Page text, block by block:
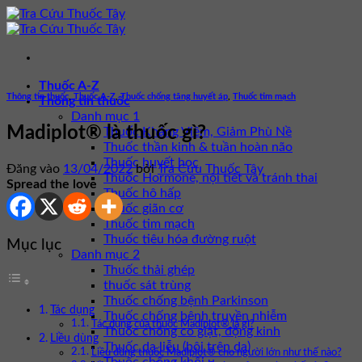
Bỏ
qua
dung
Thuốc A-Z
Thông tin thuốc
Danh mục 1
Thuốc Kháng Viêm, Giảm Phù Nề
Thuốc thần kinh & tuần hoàn não
Thuốc huyết học
Thuốc Hormone, nội tiết và tránh thai
Thuốc hô hấp
Thuốc giãn cơ
Thuốc tim mạch
Thuốc tiêu hóa đường ruột
Danh mục 2
Thuốc thải ghép
thuốc sát trùng
Thuốc chống bệnh Parkinson
Thuốc chống bệnh truyền nhiễm
Thuốc chống co giật, động kinh
Thuốc da liễu (bôi trên da)
Thông tin thuốc Thuốc A-Z ,Thuốc chống tăng huyết áp Thuốc tim mạch
Madiplot® là thuốc gì?
Đăng vào 13/04/2022 bởiTra Cứu Thuốc Tây
Spread the love
Mục lục
Tác dụng
Tác dụng của thuốc Madiplot® là gì?
Liều dùng
Liều dùng thuốc Madiplot® cho người lớn như thế nào?